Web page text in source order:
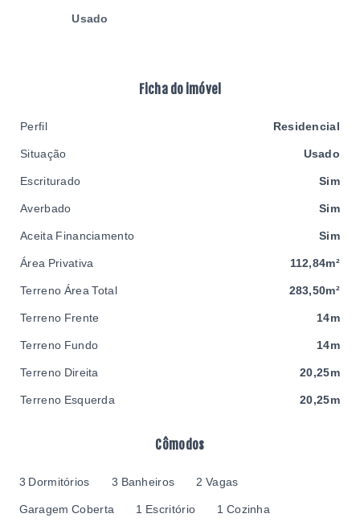
Usado
Cômodos
3 Dormitórios 3 Banheiros 2 Vagas
Garagem Coberta 1 Escritório 1 Cozinha
Ficha do imóvel
Perfil Residencial
Situação Usado
Escriturado Sim
Averbado Sim
Aceita Financiamento Sim
Área Privativa 112,84m²
Terreno Área Total 283,50m²
Terreno Frente 14m
Terreno Fundo 14m
Terreno Direita 20,25m
Terreno Esquerda 20,25m